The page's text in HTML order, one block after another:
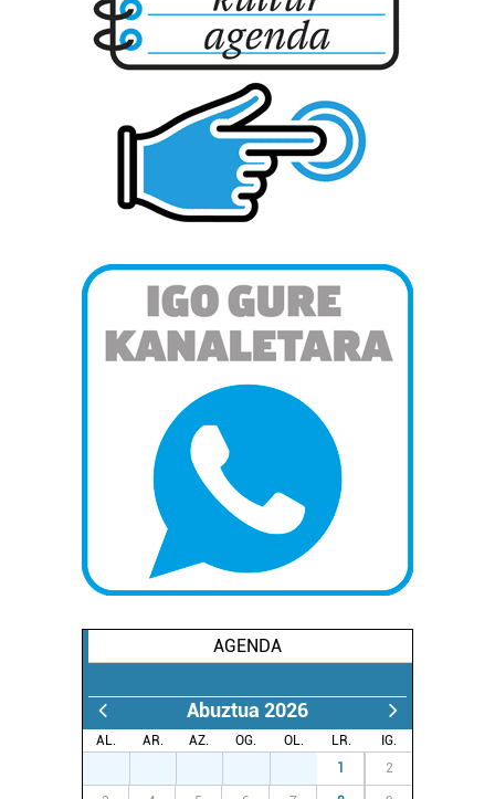
AGENDA
Abuztua 2026
AL. AR. AZ. OG. OL. LR.
IG.
1 2